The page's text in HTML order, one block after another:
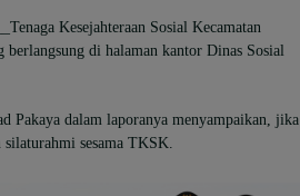
__Tenaga Kesejahteraan Sosial Kecamatan
di halaman kantor Dinas Sosial
dalam laporanya menyampaikan, jika
sesama TKSK.